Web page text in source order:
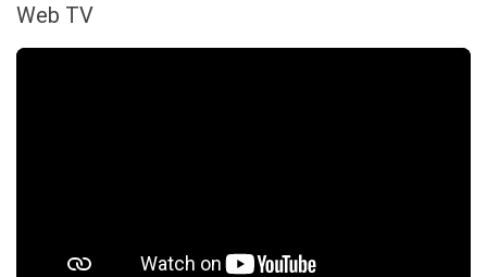
Web TV